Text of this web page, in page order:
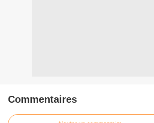
Commentaires